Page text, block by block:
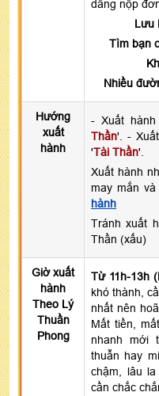
dâng nộp
Lưu
Tìm bạn
Nhiều
Hướng
xuất
hành
- Xuất
Thần'. -
'Tài Thần'.
Xuất hành
may mắn
hành
Tránh xuất
Thần (xấu)
Giờ xuất
hành
Theo Lý
Thuần
Phong
Từ 11h-13h
khó thành,
nhất nên
Mất tiền,
nhanh mới
thuẫn hay
chậm, lâu
cần chắc